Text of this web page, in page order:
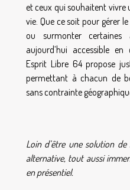
et ceux qui souhaitent
vie. Que ce soit pour gérer
ou surmonter certaines
aujourd’hui accessible
Esprit Libre 64 propose
permettant à chacun de
sans contrainte
Loin d’être une solution
alternative, tout aussi
en présentiel.